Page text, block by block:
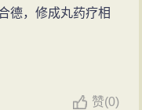
年第一次将自己的
注意严法、宅
活中，养成一种坚
德，修成丸药疗相
赞(0)